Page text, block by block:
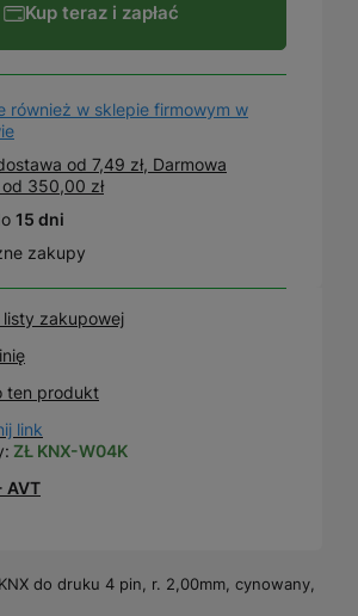
Kup teraz i zapłać
również w sklepie firmowym w
od 7,49 zł, Darmowa
od 350,00 zł
15 dni
zakupy
listy zakupowej
ten produkt
link
ZŁ KNX-W04K
AVT
do druku 4 pin, r. 2,00mm, cynowany,